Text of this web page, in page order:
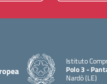
Istituto
Polo 3 -
Nardò (LE)